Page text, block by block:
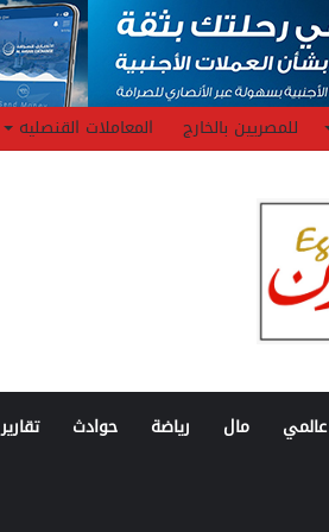
للمصريين بالخارج المعاملات القنصليه
عالمي مال رياضة حوادث تقارير